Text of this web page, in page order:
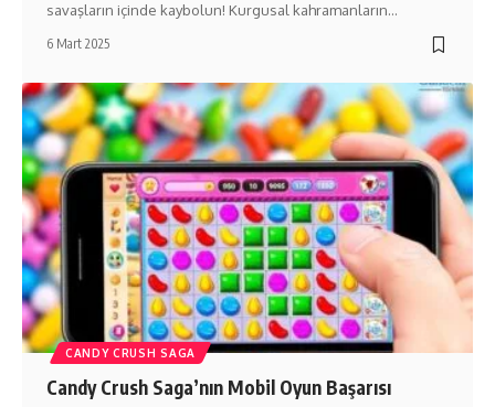
savaşların içinde kaybolun! Kurgusal kahramanların…
6 Mart 2025
CANDY CRUSH SAGA
Candy Crush Saga’nın Mobil Oyun Başarısı